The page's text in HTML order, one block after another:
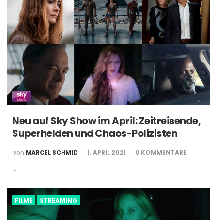
Neu auf Sky Show im April: Zeitreisende,
Superhelden und Chaos-Polizisten
POSTED
BY
von MARCEL SCHMID 1. APRIL 2021 0 KOMMENTARE
…
FILME STREAMING